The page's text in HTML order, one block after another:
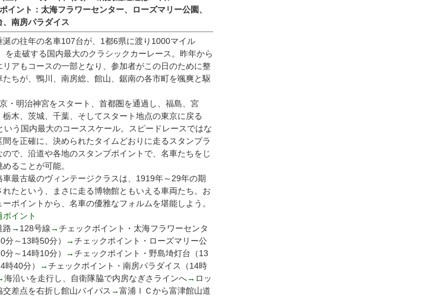
イント：太海フラワーセンター、ローズマリー公園、
、南房パラダイス
の往年の名車107台が、1都6県に渡り1000マイル
を走破する国内最大のクラシックカーレース。昨年から
リアもコースの一部となり、参加者がこの日のために整
たちが、鴨川、南房総、館山、鋸南の各市町を颯爽と駆
・明治神宮をスタート、首都圏を通過し、福島、宮
栃木、茨城、千葉、そしてスタート地点の東京に戻る
いう国内最大のコーススケール。スピードレースではな
間を正確に、決められたタイムどおりに走るスタンプラ
ので、沿道や各地のスタンプポイントで、名車たちをじ
ることが可能。
最古級のヴィンテージクラスは、1919年～29年の期
れたという、まさに走る博物館ともいえる車両たち。お
ポイントから、名車の優雅なフォルムを堪能しよう。
イント
路→ 128号線→チェックポイント・太海フラワーセンタ
分～13時50分）
→チェックポイント・ローズマリー公
分～14時10分）
→チェックポイント・野島埼灯台（13
時40分）
→チェックポイント・南房パラダイス（14時
海沿いを走行し、自衛隊脇で内房なぎさラインへ→ ロッ
交差点を右折し館山バイパス →富浦ＩＣから富津館山道